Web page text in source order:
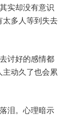
实却没有意识
多人等到失去
讨好的感情都
动久了也会累
泪。心理暗示